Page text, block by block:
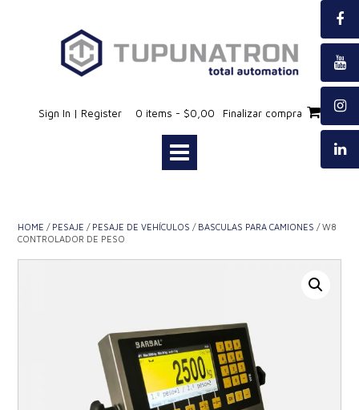
Sign In | Register 0 items - $0,00 Finalizar compra
HOME / PESAJE / PESAJE DE VEHÍCULOS / BASCULAS PARA CAMIONES / W8
CONTROLADOR DE PESO